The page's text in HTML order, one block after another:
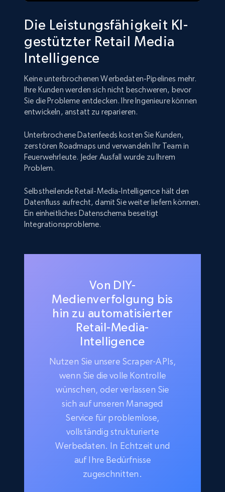
Die Leistungsfähigkeit KI-
gestützter Retail Media
Intelligence
Keine unterbrochenen Werbedaten-Pipelines mehr.
Ihre Kunden werden sich nicht beschweren, bevor
Sie die Probleme entdecken. Ihre Ingenieure können
entwickeln, anstatt zu reparieren.
Unterbrochene Datenfeeds kosten Sie Kunden,
zerstören Roadmaps und verwandeln Ihr Team in
Feuerwehrleute. Jeder Ausfall wurde zu Ihrem
Problem.
Selbstheilende Retail-Media-Intelligence hält den
Datenfluss aufrecht, damit Sie weiter liefern können.
Ein einheitliches Datenschema beseitigt
Integrationsprobleme.
Von DIY-
Medienverfolgung bis
hin zu automatisierter
Retail-Media-
Intelligence
Nutzen Sie unsere Scraper-APIs,
wenn Sie die volle Kontrolle
wünschen, oder verlassen Sie
sich auf unseren Managed
Service für problemlose,
vollständig strukturierte
Werbedaten. In Echtzeit und
auf Ihre Bedürfnisse
zugeschnitten.